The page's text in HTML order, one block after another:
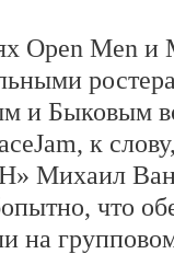
Open Men
и Быковым
к
что
на